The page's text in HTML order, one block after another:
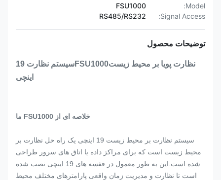
Model:
FSU1000
Signal Access:
RS485/RS232
توضیحات محصول
نظارت پویا بر محیط زیستFSU1000
سیستم نظارت 19
اینچی
خلاصه ای از FSU1000 ما
سیستم نظارت بر محیط زیست 19 اینچی یک راه حل نظارت بر
محیط زیست است که برای مراکز داده یا اتاق های سرور طراحی
شده است.این به طور معمول در قفسه های 19 اینچی نصب شده
است تا نظارت و مدیریت زمان واقعی پارامترهای مختلف محیط